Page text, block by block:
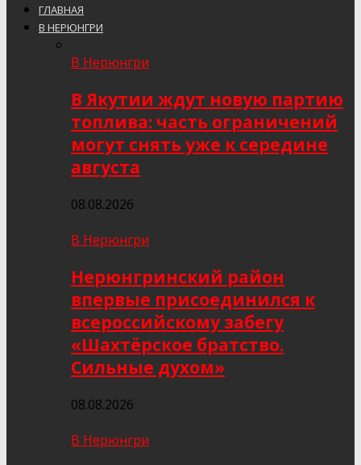
ГЛАВНАЯ
В НЕРЮНГРИ
В Нерюнгри
В Якутии ждут новую партию
топлива: часть ограничений
могут снять уже к середине
августа
08.08.2026
В Нерюнгри
Нерюнгринский район
впервые присоединился к
всероссийскому забегу
«Шахтёрское братство.
Сильные духом»
08.08.2026
В Нерюнгри